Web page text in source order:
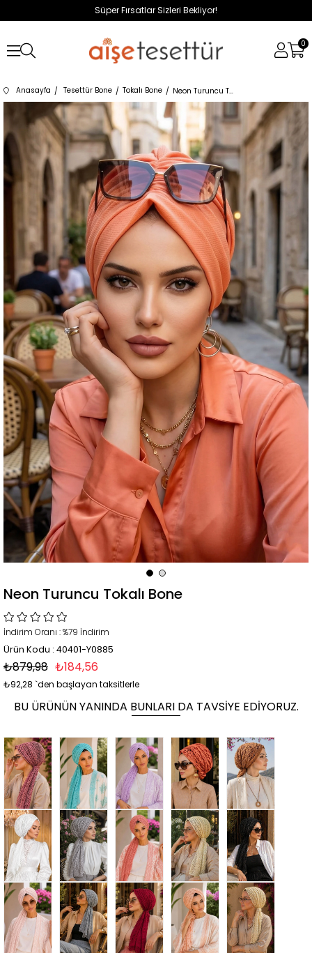
Süper Fırsatlar Sizleri Bekliyor!
0
Anasayfa Tesettür Bone Tokalı Bone Neon Turuncu Tokalı Bone
Neon Turuncu Tokalı Bone
İndirim Oranı :%79 İndirim
Ürün Kodu : 40401-Y0885
₺879,98 ₺184,56
₺92,28 `den başlayan taksitlerle
BU ÜRÜNÜN YANINDA BUNLARI DA TAVSIYE EDIYORUZ.